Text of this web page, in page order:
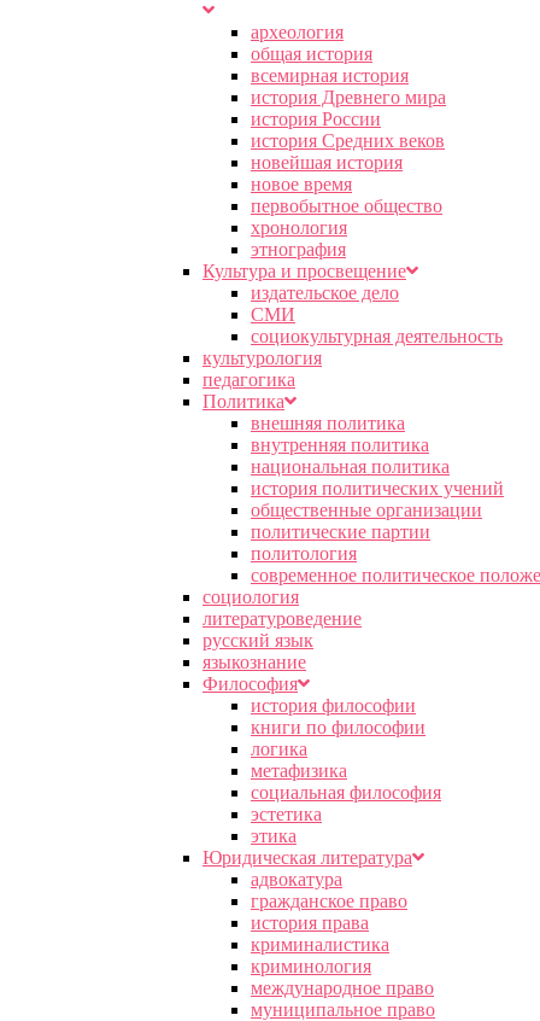
археология
общая история
всемирная история
история Древнего мира
история России
история Средних веков
новейшая история
новое время
первобытное общество
хронология
этнография
Культура и просвещение
издательское дело
СМИ
социокультурная деятельность
культурология
педагогика
Политика
внешняя политика
внутренняя политика
национальная политика
история политических учений
общественные организации
политические партии
политология
современное политическое
социология
литературоведение
русский язык
языкознание
Философия
история философии
книги по философии
логика
метафизика
социальная философия
эстетика
этика
Юридическая литература
адвокатура
гражданское право
история права
криминалистика
криминология
международное право
муниципальное право